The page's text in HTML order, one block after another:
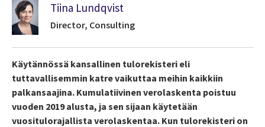
Tiina Lundqvist
Director, Consulting
Käytännössä kansallinen tulorekisteri eli
tuttavallisemmin katre vaikuttaa meihin kaikkiin
palkansaajina. Kumulatiivinen verolaskenta poistuu
vuoden 2019 alusta, ja sen sijaan käytetään
vuositulorajallista verolaskentaa. Kun tulorekisteri on